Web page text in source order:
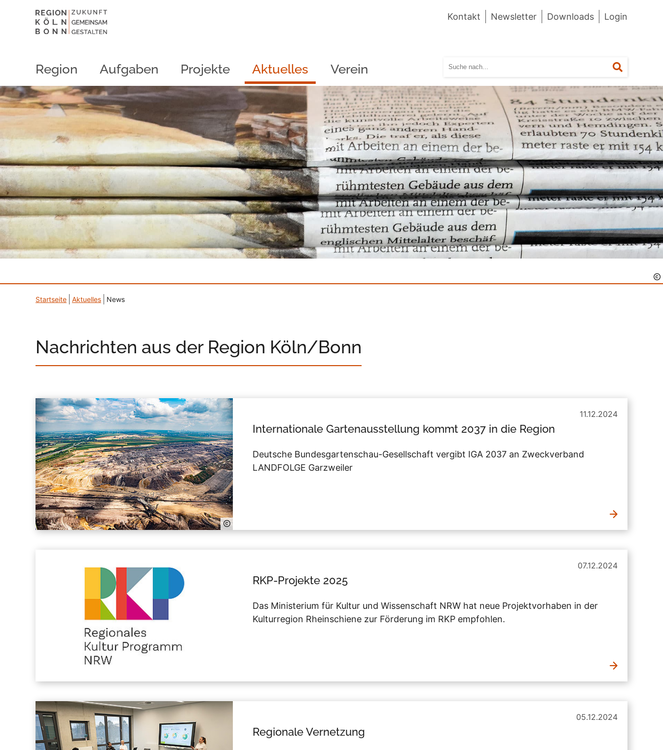
Kontakt Newsletter Downloads Login
Region Aufgaben Projekte Aktuelles Verein Suchen
Startseite Aktuelles News
Nachrichten aus der Region Köln/Bonn
11.12.2024
Internationale Gartenausstellung kommt 2037 in die Region
Deutsche Bundesgartenschau-Gesellschaft vergibt IGA 2037 an Zweckverband
LANDFOLGE Garzweiler
07.12.2024
RKP-Projekte 2025
Das Ministerium für Kultur und Wissenschaft NRW hat neue Projektvorhaben in der
Kulturregion Rheinschiene zur Förderung im RKP empfohlen.
05.12.2024
Regionale Vernetzung